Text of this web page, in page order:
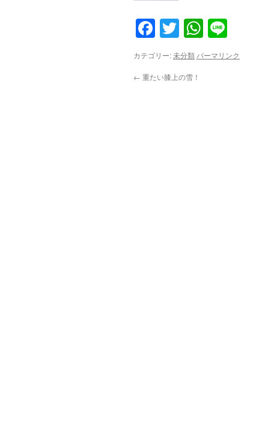
Facebook
Twitter
カテゴリー:未分類パーマリンク
← 重たい膝上の雪！